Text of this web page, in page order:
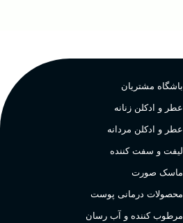
میوه‌ها و مرکبات، وانیل،باشگاه مشتریان
عطر و ادکلن زنانه
عطر و ادکلن مردانه
لیفت و سفت کننده
ماسک صورت
محصولات درمانی پوست
مرطوب کننده و آب رسان